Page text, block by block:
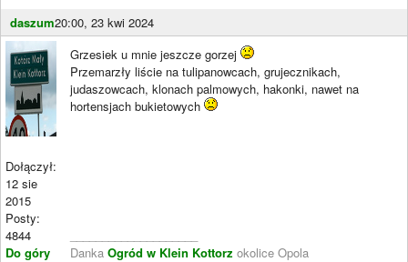
daszum20:00, 23 kwi 2024
Dołączył:
12 sie
2015
Posty:
4844
Do góry
Grzesiek u mnie jeszcze gorzej
Przemarzły liście na tulipanowcach, grujecznikach,
judaszowcach, klonach palmowych, hakonki, nawet na
hortensjach bukietowych
Danka Ogród w Klein Kottorz okolice Opola